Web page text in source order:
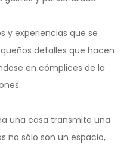
y experiencias que se
detalles que hacen
en cómplices de la
una casa transmite una
no sólo son un espacio,